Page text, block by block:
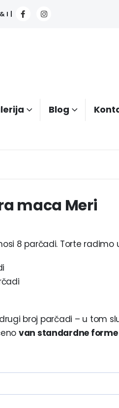
I |
Blog
maca Meri
8 parčadi. Torte
broj parčadi – u tom
van standardne